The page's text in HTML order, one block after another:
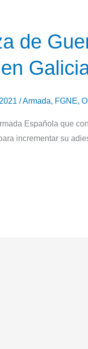
de
/Armada, FGNE,
Española que
incrementar su